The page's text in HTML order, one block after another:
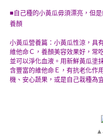
■自己種的小黃瓜毋須漂亮，但
養顏
小黃瓜營養篇：小黃瓜性涼，具
維他命Ｃ，養顏美容效果好，常
並可以淨化血液。用新鮮黃瓜塗
含豐富的維他命Ｅ，有抗老化作
機、安心蔬果，或是自己栽種為
▲